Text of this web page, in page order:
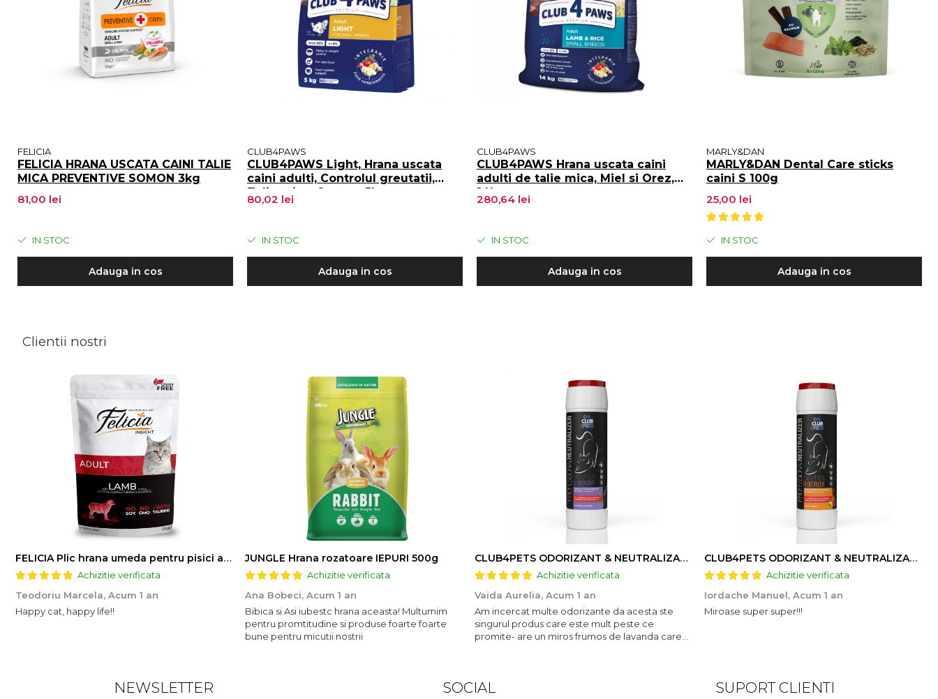
FELICIA
FELICIA HRANA USCATA CAINI TALIE
MICA PREVENTIVE SOMON 3kg
81,00 lei
IN STOC
Adauga in cos
CLUB4PAWS
CLUB4PAWS Light, Hrana uscata
caini adulti, Controlul greutatii,
Talie mica, Curcan, 5kg
80,02 lei
IN STOC
Adauga in cos
CLUB4PAWS
CLUB4PAWS Hrana uscata caini
adulti de talie mica, Miel si Orez,
14kg
280,64 lei
IN STOC
Adauga in cos
MARLY&DAN
MARLY&DAN Dental Care sticks
caini S 100g
25,00 lei
IN STOC
Adauga in cos
Clientii nostri
FELICIA Plic hrana umeda pentru pisici adulte, cu Miel, Set 12x85g
Achizitie verificata
Teodoriu Marcela, Acum 1 an
Happy cat, happy life!!
JUNGLE Hrana rozatoare IEPURI 500g
Achizitie verificata
Ana Bobeci, Acum 1 an
Bibica si Asi iubestc hrana aceasta! Multumim
pentru promtitudine si produse foarte foarte
bune pentru micutii nostrii
CLUB4PETS ODORIZANT & NEUTRALIZATOR DE MIROS PENTRU LITIERĂ, CU AROMĂ DE LAVANDĂ, 500g
Achizitie verificata
Vaida Aurelia, Acum 1 an
Am incercat multe odorizante da acesta ste
singurul produs care este mult peste ce
promite- are un miros frumos de lavanda care
CLUB4PETS ODORIZANT & NEUTRALIZATOR DE MIROS PENTRU LITIERĂ, CU AROMĂ DE FRUCTE, 500g
Achizitie verificata
Iordache Manuel, Acum 1 an
Miroase super super!!!
NEWSLETTER SOCIAL SUPORT CLIENTI